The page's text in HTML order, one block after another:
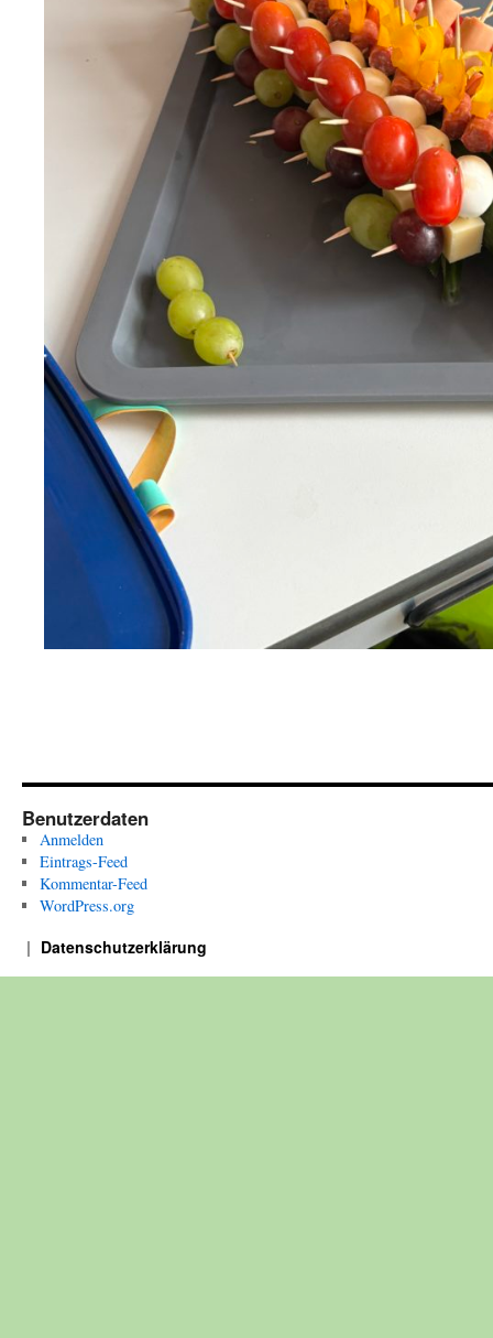
Benutzerdaten
Anmelden
Eintrags-Feed
Kommentar-Feed
WordPress.org
Datenschutzerklärung